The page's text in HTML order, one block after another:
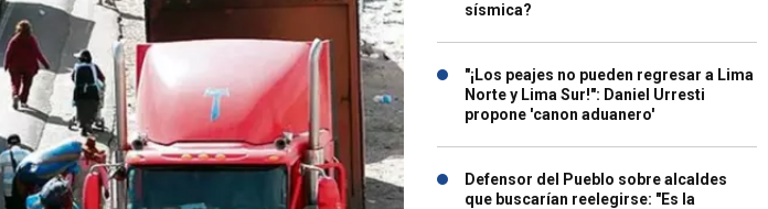
sísmica?
"¡Los peajes no pueden regresar a Lima
Norte y Lima Sur!": Daniel Urresti
propone 'canon aduanero'
Defensor del Pueblo sobre alcaldes
que buscarían reelegirse: "Es la